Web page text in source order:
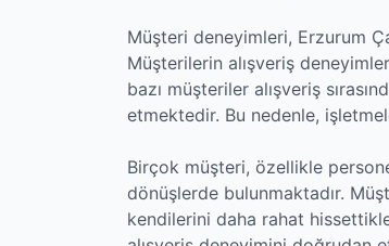
Müşteri deneyimleri, Erzurum
Müşterilerin alışveriş
bazı müşteriler alışveriş
etmektedir. Bu nedenle,
Birçok müşteri, özellikle
dönüşlerde bulunmaktadır.
kendilerini daha rahat